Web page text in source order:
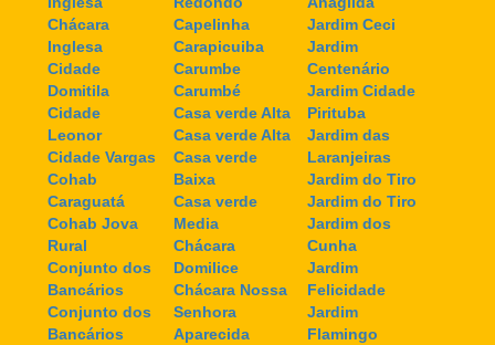
Chácara
Inglesa
Cidade
Domitila
Cidade
Leonor
Cidade Vargas
Cohab
Caraguatá
Cohab Jova
Rural
Conjunto dos
Bancários
Conjunto dos
Bancários
Capelinha
Carapicuiba
Carumbe
Carumbé
Casa verde Alta
Casa verde Alta
Casa verde
Baixa
Casa verde
Media
Chácara
Domilice
Chácara Nossa
Senhora
Aparecida
Jardim Ceci
Jardim
Centenário
Jardim Cidade
Pirituba
Jardim das
Laranjeiras
Jardim do Tiro
Jardim do Tiro
Jardim dos
Cunha
Jardim
Felicidade
Jardim
Flamingo